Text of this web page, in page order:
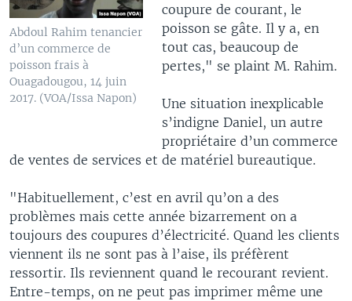
Abdoul Rahim tenancier
d’un commerce de
poisson frais à
Ouagadougou, 14 juin
2017. (VOA/Issa Napon)
coupure de courant, le
poisson se gâte. Il y a, en
tout cas, beaucoup de
pertes," se plaint M. Rahim.
Une situation inexplicable
s’indigne Daniel, un autre
propriétaire d’un commerce
de ventes de services et de matériel bureautique.
"Habituellement, c’est en avril qu’on a des
problèmes mais cette année bizarrement on a
toujours des coupures d’électricité. Quand les clients
viennent ils ne sont pas à l’aise, ils préfèrent
ressortir. Ils reviennent quand le recourant revient.
Entre-temps, on ne peut pas imprimer même une